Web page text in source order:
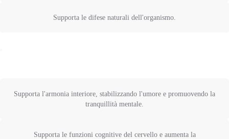
Supporta le difese naturali dell'organismo.
Supporta l'armonia interiore, stabilizzando l'umore e promuovendo la
tranquillità mentale.
Supporta le funzioni cognitive del cervello e aumenta la